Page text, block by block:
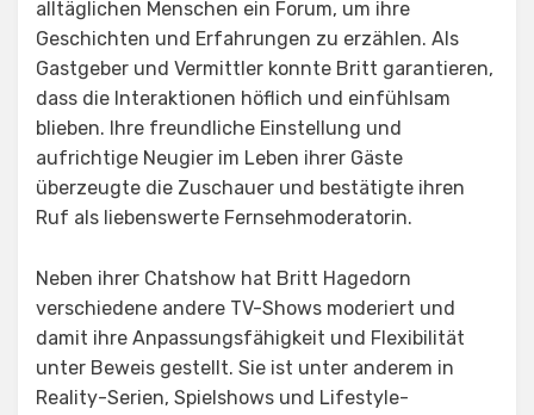
alltäglichen Menschen ein Forum, um ihre
Geschichten und Erfahrungen zu erzählen. Als
Gastgeber und Vermittler konnte Britt garantieren,
dass die Interaktionen höflich und einfühlsam
blieben. Ihre freundliche Einstellung und
aufrichtige Neugier im Leben ihrer Gäste
überzeugte die Zuschauer und bestätigte ihren
Ruf als liebenswerte Fernsehmoderatorin.
Neben ihrer Chatshow hat Britt Hagedorn
verschiedene andere TV-Shows moderiert und
damit ihre Anpassungsfähigkeit und Flexibilität
unter Beweis gestellt. Sie ist unter anderem in
Reality-Serien, Spielshows und Lifestyle-